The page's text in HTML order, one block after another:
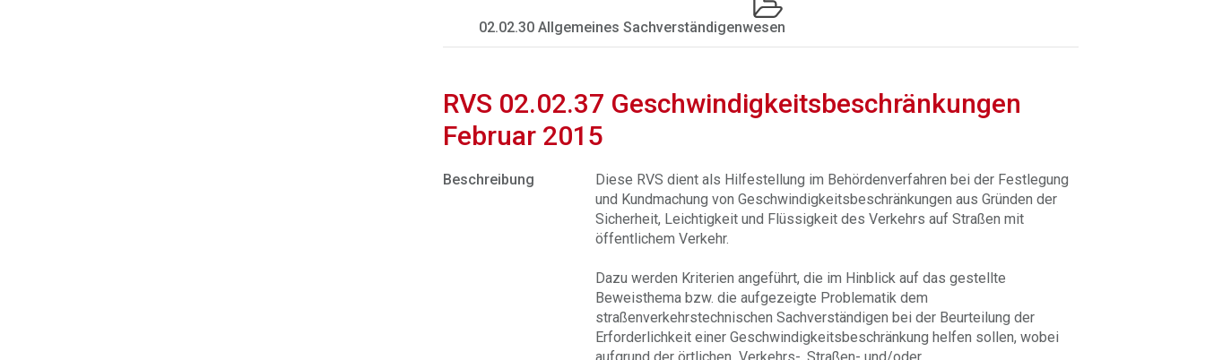
02.02.30 Allgemeines Sachverständigenwesen
RVS 02.02.37 Geschwindigkeitsbeschränkungen
Februar 2015
Beschreibung
Diese RVS dient als Hilfestellung im Behördenverfahren bei der Festlegung
und Kundmachung von Geschwindigkeitsbeschränkungen aus Gründen der
Sicherheit, Leichtigkeit und Flüssigkeit des Verkehrs auf Straßen mit
öffentlichem Verkehr.
Dazu werden Kriterien angeführt, die im Hinblick auf das gestellte
Beweisthema bzw. die aufgezeigte Problematik dem
straßenverkehrstechnischen Sachverständigen bei der Beurteilung der
Erforderlichkeit einer Geschwindigkeitsbeschränkung helfen sollen, wobei